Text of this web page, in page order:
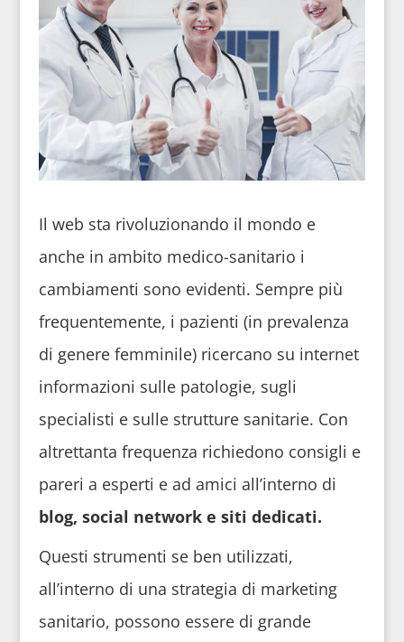
Il web sta rivoluzionando il mondo e
anche in ambito medico-sanitario i
cambiamenti sono evidenti. Sempre più
frequentemente, i pazienti (in prevalenza
di genere femminile) ricercano su internet
informazioni sulle patologie, sugli
specialisti e sulle strutture sanitarie. Con
altrettanta frequenza richiedono consigli e
pareri a esperti e ad amici all’interno di
blog, social network e siti dedicati.
Questi strumenti se ben utilizzati,
all’interno di una strategia di marketing
sanitario, possono essere di grande